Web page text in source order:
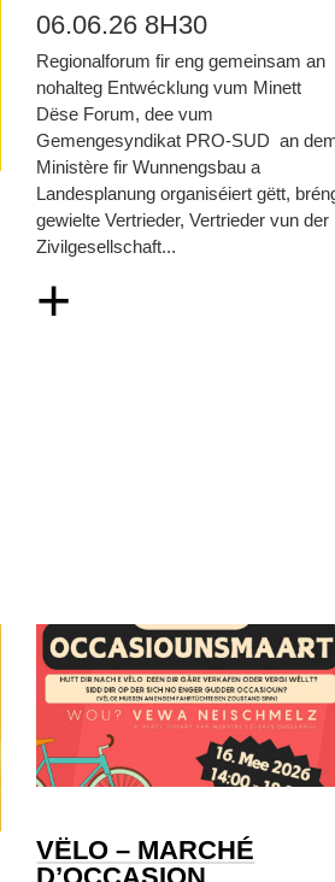
06.06.26 8H30
Regionalforum fir eng gemeinsam an
nohalteg Entwécklung vum Minett
Dëse Forum, dee vum
Gemengesyndikat PRO-SUD an
Ministère fir Wunnengsbau a
Landesplanung organiséiert gëtt,
gewielte Vertrieder, Vertrieder vun der
Zivilgesellschaft...
+
VËLO – MARCHÉ